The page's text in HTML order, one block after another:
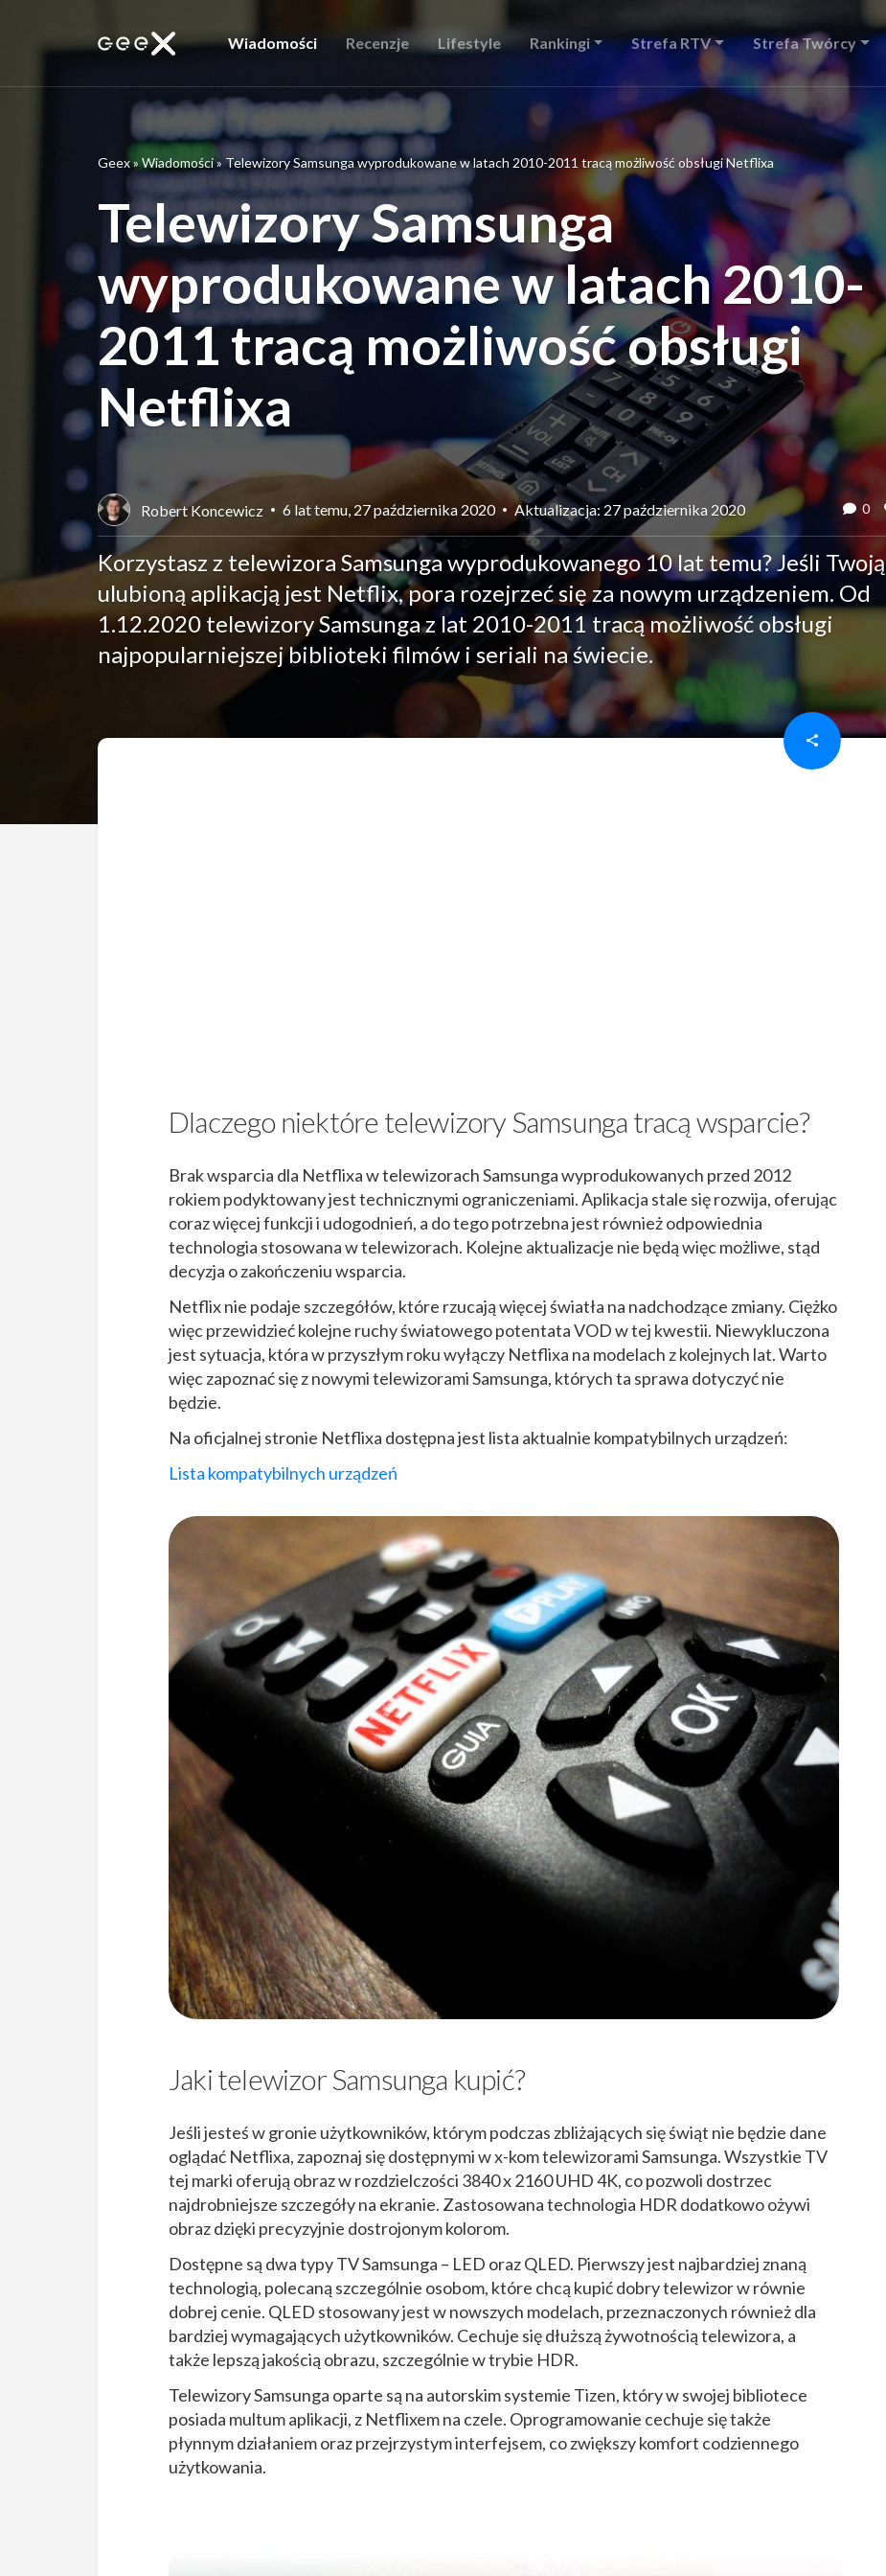
Wiadomości Recenzje Lifestyle Rankingi Strefa RTV Strefa Twórcy
Geex»Wiadomości»Telewizory Samsunga wyprodukowane w latach 2010-2011 tracą możliwość obsługi Netflixa
Telewizory Samsunga
wyprodukowane w latach 2010-
2011 tracą możliwość obsługi
Netflixa
Robert Koncewicz 6 lat temu, 27 października 2020 Aktualizacja: 27 października 2020 0
Korzystasz z telewizora Samsunga wyprodukowanego 10 lat temu? Jeśli Twoją
ulubioną aplikacją jest Netflix, pora rozejrzeć się za nowym urządzeniem. Od
1.12.2020 telewizory Samsunga z lat 2010-2011 tracą możliwość obsługi
najpopularniejszej biblioteki filmów i seriali na świecie.
Dlaczego niektóre telewizory Samsunga tracą wsparcie?
Brak wsparcia dla Netflixa w telewizorach Samsunga wyprodukowanych przed 2012
rokiem podyktowany jest technicznymi ograniczeniami. Aplikacja stale się rozwija, oferując
coraz więcej funkcji i udogodnień, a do tego potrzebna jest również odpowiednia
technologia stosowana w telewizorach. Kolejne aktualizacje nie będą więc możliwe, stąd
decyzja o zakończeniu wsparcia.
Netflix nie podaje szczegółów, które rzucają więcej światła na nadchodzące zmiany. Ciężko
więc przewidzieć kolejne ruchy światowego potentata VOD w tej kwestii. Niewykluczona
jest sytuacja, która w przyszłym roku wyłączy Netflixa na modelach z kolejnych lat. Warto
więc zapoznać się z nowymi telewizorami Samsunga, których ta sprawa dotyczyć nie
będzie.
Na oficjalnej stronie Netflixa dostępna jest lista aktualnie kompatybilnych urządzeń:
Lista kompatybilnych urządzeń
Jaki telewizor Samsunga kupić?
Jeśli jesteś w gronie użytkowników, którym podczas zbliżających się świąt nie będzie dane
oglądać Netflixa, zapoznaj się dostępnymi w x-kom telewizorami Samsunga. Wszystkie TV
tej marki oferują obraz w rozdzielczości 3840 x 2160 UHD 4K, co pozwoli dostrzec
najdrobniejsze szczegóły na ekranie. Zastosowana technologia HDR dodatkowo ożywi
obraz dzięki precyzyjnie dostrojonym kolorom.
Dostępne są dwa typy TV Samsunga – LED oraz QLED. Pierwszy jest najbardziej znaną
technologią, polecaną szczególnie osobom, które chcą kupić dobry telewizor w równie
dobrej cenie. QLED stosowany jest w nowszych modelach, przeznaczonych również dla
bardziej wymagających użytkowników. Cechuje się dłuższą żywotnością telewizora, a
także lepszą jakością obrazu, szczególnie w trybie HDR.
Telewizory Samsunga oparte są na autorskim systemie Tizen, który w swojej bibliotece
posiada multum aplikacji, z Netflixem na czele. Oprogramowanie cechuje się także
płynnym działaniem oraz przejrzystym interfejsem, co zwiększy komfort codziennego
użytkowania.